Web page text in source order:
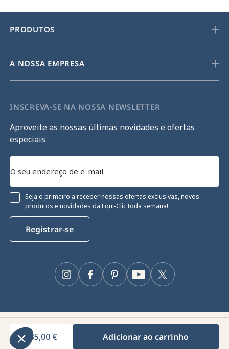
cookies para garantir o seu funcionamento
no botão "Configurar".
certificados por
135,00 € Adicionar ao carrinho
PRODUTOS
A NOSSA EMPRESA
INSCREVA-SE NA NOSSA NEWSLETTER
Aproveite as nossas últimas novidades e ofertas
especiais
Seja o primeiro a receber nossas ofertas exclusivas, novos
produtos e novidades da Equi-Clic toda semana!
Registrar-se
Facebook Twitter
YouTube
Pinterest
Instagram
Equiclic © 2026
Gestão de cookies